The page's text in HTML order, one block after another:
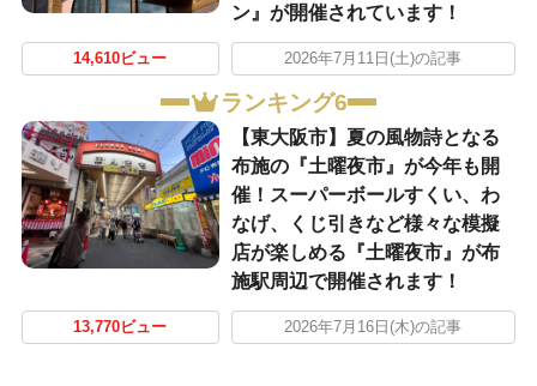
ン』が開催されています！
14,610ビュー 2026年7月11日(土)の記事
ランキング6
【東大阪市】夏の風物詩となる
布施の『土曜夜市』が今年も開
催！スーパーボールすくい、わ
なげ、くじ引きなど様々な模擬
店が楽しめる『土曜夜市』が布
施駅周辺で開催されます！
13,770ビュー 2026年7月16日(木)の記事